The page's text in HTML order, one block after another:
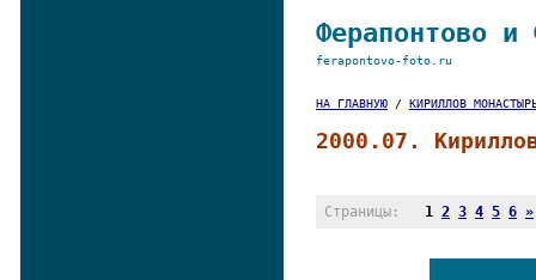
Ферапонтово и
ferapontovo-foto.ru
НА ГЛАВНУЮ / КИРИЛЛОВ
2000.07.
Страницы: 1 2 3 4 5 6 »